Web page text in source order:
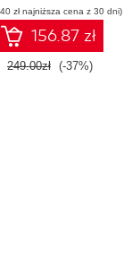
zł najniższa cena z 30 dni)
156.87 zł
249.00zł (-37%)